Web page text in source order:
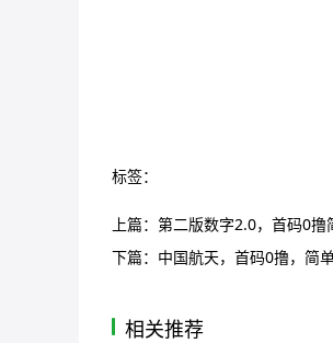
标签：
上篇： 第二版数字2.0，首码0撸
下篇： 中国航天，首码0撸，简单
相关推荐